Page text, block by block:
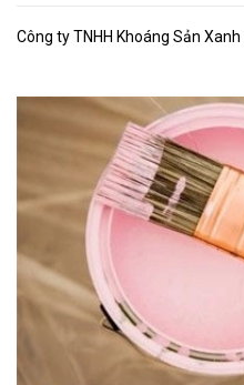
Công ty TNHH Khoáng Sản